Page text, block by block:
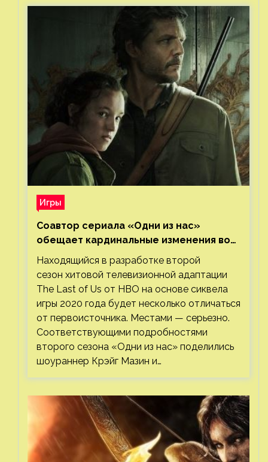
Игры
Соавтор сериала «Одни из нас»
обещает кардинальные изменения во
втором сезоне
Находящийся в разработке второй
сезон хитовой телевизионной адаптации
The Last of Us от HBO на основе сиквела
игры 2020 года будет несколько отличаться
от первоисточника. Местами — серьезно.
Соответствующими подробностями
второго сезона «Одни из нас» поделились
шоураннер Крэйг Мазин и…